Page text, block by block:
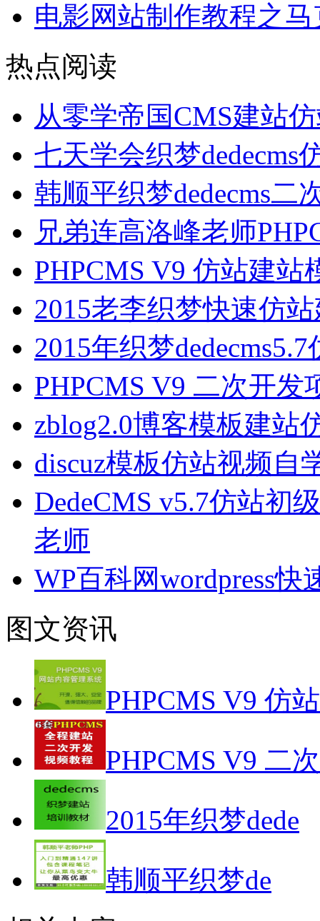
电影网站制作教程之
热点阅读
从零学帝国CMS建站
七天学会织梦dedecms
韩顺平织梦dedecms二
兄弟连高洛峰老师
PHPCMS V9 仿站建
2015老李织梦快速仿
2015年织梦
PHPCMS V9 二次开
zblog2.0博客模板建站
discuz模板仿站视频自
DedeCMS v5.7仿站初
老师
WP百科网wordpress
图文资讯
PHPCMS V9 仿
PHPCMS V9 二
2015年织梦dede
韩顺平织梦de